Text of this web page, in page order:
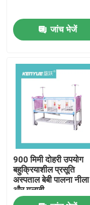
हमारे बारे में
कारखाने का दौरा
गुणवत्ता नियंत्रण
जांच भेजें
900 मिमी दोहरी उपयोग
बहुक्रियाशील प्रसूति
अस्पताल बेबी पालना नीला
और गुलाबी